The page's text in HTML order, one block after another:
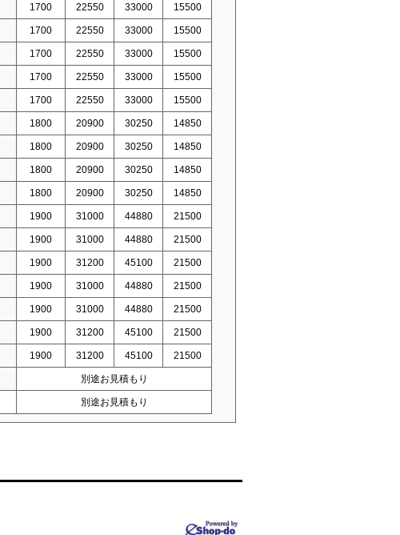
1700 22550 33000 15500
1700 22550 33000 15500
1700 22550 33000 15500
1700 22550 33000 15500
1700 22550 33000 15500
1800 20900 30250 14850
1800 20900 30250 14850
1800 20900 30250 14850
1800 20900 30250 14850
1900 31000 44880 21500
1900 31000 44880 21500
1900 31200 45100 21500
1900 31000 44880 21500
1900 31000 44880 21500
1900 31200 45100 21500
1900 31200 45100 21500
別途お見積もり
別途お見積もり